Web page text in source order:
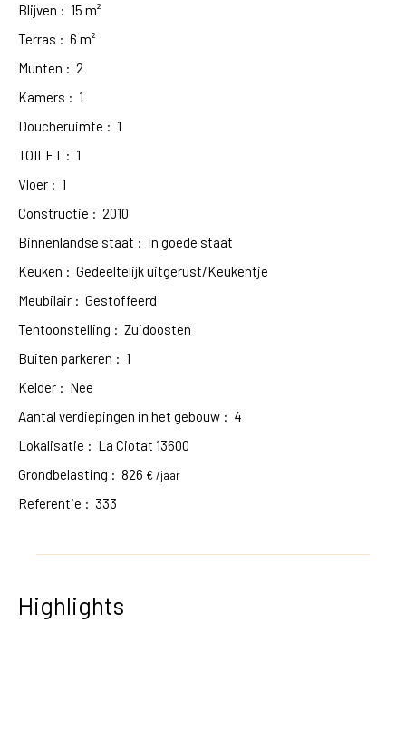
Blijven : 15 m²
Terras : 6 m²
Munten : 2
Kamers : 1
Doucheruimte : 1
TOILET : 1
Vloer : 1
Constructie : 2010
Binnenlandse staat : In goede staat
Keuken : Gedeeltelijk uitgerust/Keukentje
Meubilair : Gestoffeerd
Tentoonstelling : Zuidoosten
Buiten parkeren : 1
Kelder : Nee
Aantal verdiepingen in het gebouw : 4
Lokalisatie : La Ciotat 13600
Grondbelasting : 826 € /jaar
Referentie : 333
Highlights